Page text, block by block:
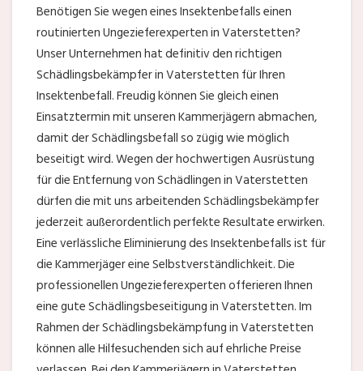
Benötigen Sie wegen eines Insektenbefalls einen
routinierten Ungezieferexperten in Vaterstetten?
Unser Unternehmen hat definitiv den richtigen
Schädlingsbekämpfer in Vaterstetten für Ihren
Insektenbefall. Freudig können Sie gleich einen
Einsatztermin mit unseren Kammerjägern abmachen,
damit der Schädlingsbefall so zügig wie möglich
beseitigt wird. Wegen der hochwertigen Ausrüstung
für die Entfernung von Schädlingen in Vaterstetten
dürfen die mit uns arbeitenden Schädlingsbekämpfer
jederzeit außerordentlich perfekte Resultate erwirken.
Eine verlässliche Eliminierung des Insektenbefalls ist für
die Kammerjäger eine Selbstverständlichkeit. Die
professionellen Ungezieferexperten offerieren Ihnen
eine gute Schädlingsbeseitigung in Vaterstetten. Im
Rahmen der Schädlingsbekämpfung in Vaterstetten
können alle Hilfesuchenden sich auf ehrliche Preise